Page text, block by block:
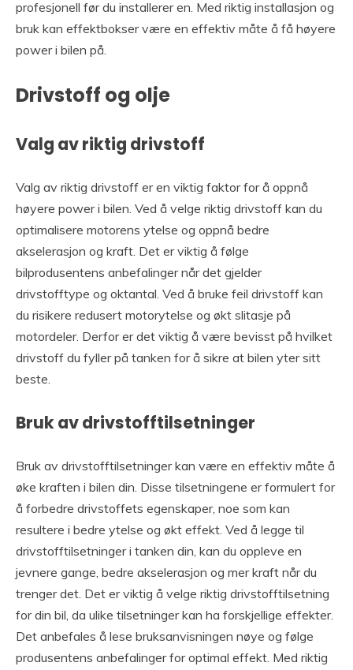
profesjonell før du installerer en. Med riktig installasjon og
bruk kan effektbokser være en effektiv måte å få høyere
power i bilen på.
Drivstoff og olje
Valg av riktig drivstoff
Valg av riktig drivstoff er en viktig faktor for å oppnå
høyere power i bilen. Ved å velge riktig drivstoff kan du
optimalisere motorens ytelse og oppnå bedre
akselerasjon og kraft. Det er viktig å følge
bilprodusentens anbefalinger når det gjelder
drivstofftype og oktantal. Ved å bruke feil drivstoff kan
du risikere redusert motorytelse og økt slitasje på
motordeler. Derfor er det viktig å være bevisst på hvilket
drivstoff du fyller på tanken for å sikre at bilen yter sitt
beste.
Bruk av drivstofftilsetninger
Bruk av drivstofftilsetninger kan være en effektiv måte å
øke kraften i bilen din. Disse tilsetningene er formulert for
å forbedre drivstoffets egenskaper, noe som kan
resultere i bedre ytelse og økt effekt. Ved å legge til
drivstofftilsetninger i tanken din, kan du oppleve en
jevnere gange, bedre akselerasjon og mer kraft når du
trenger det. Det er viktig å velge riktig drivstofftilsetning
for din bil, da ulike tilsetninger kan ha forskjellige effekter.
Det anbefales å lese bruksanvisningen nøye og følge
produsentens anbefalinger for optimal effekt. Med riktig